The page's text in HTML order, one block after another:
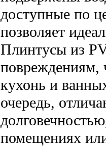
доступные по
позволяет
Плинтусы из
повреждениям,
кухонь и
очередь,
помещениях